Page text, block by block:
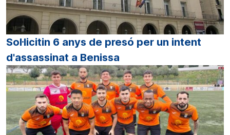
Sol·licitin 6 anys de presó per un intent
d'assassinat a Benissa